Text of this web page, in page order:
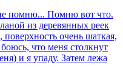
помню... Помню вот что.
из деревянных реек
очень шаткая,
что меня столкнут
и я упаду. Затем лежа